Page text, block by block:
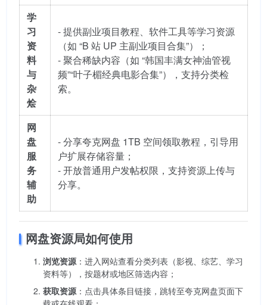
学
习
资
料
与
杂
烩
- 提供副业项目教程、软件工具等学习资源
（如 “B 站 UP 主副业项目合集”）；
- 聚合稀缺内容（如 “韩国丰满女神油管视
频”“叶子楣经典电影合集”），支持分类检
索。
网
盘
服
务
辅
助
- 分享夸克网盘 1TB 空间领取教程，引导用
户扩展存储容量；
- 开放普通用户发帖权限，支持资源上传与
分享。
网盘资源局如何使用
浏览资源：进入网站查看分类列表（影视、综艺、学习
资料等），按题材或地区筛选内容；
获取资源：点击具体条目链接，跳转至夸克网盘页面下